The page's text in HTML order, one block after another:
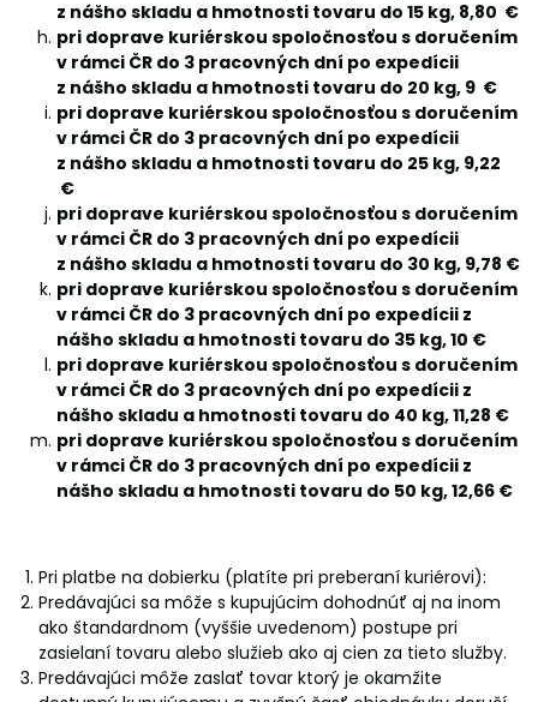
z nášho skladu a hmotnosti tovaru do 15 kg, 8,80 €
pri doprave kuriérskou spoločnosťou s doručením
v rámci ČR do 3 pracovných dní po expedícii
z nášho skladu a hmotnosti tovaru do 20 kg, 9 €
pri doprave kuriérskou spoločnosťou s doručením
v rámci ČR do 3 pracovných dní po expedícii
z nášho skladu a hmotnosti tovaru do 25 kg, 9,22
€
pri doprave kuriérskou spoločnosťou s doručením
v rámci ČR do 3 pracovných dní po expedícii
z nášho skladu a hmotnosti tovaru do 30 kg, 9,78 €
pri doprave kuriérskou spoločnosťou s doručením
v rámci ČR do 3 pracovných dní po expedícii z
nášho skladu a hmotnosti tovaru do 35 kg, 10 €
pri doprave kuriérskou spoločnosťou s doručením
v rámci ČR do 3 pracovných dní po expedícii z
nášho skladu a hmotnosti tovaru do 40 kg, 11,28 €
pri doprave kuriérskou spoločnosťou s doručením
v rámci ČR do 3 pracovných dní po expedícii z
nášho skladu a hmotnosti tovaru do 50 kg, 12,66 €
Pri platbe na dobierku (platíte pri preberaní kuriérovi):
Predávajúci sa môže s kupujúcim dohodnúť aj na inom
ako štandardnom (vyššie uvedenom) postupe pri
zasielaní tovaru alebo služieb ako aj cien za tieto služby.
Predávajúci môže zaslať tovar ktorý je okamžite